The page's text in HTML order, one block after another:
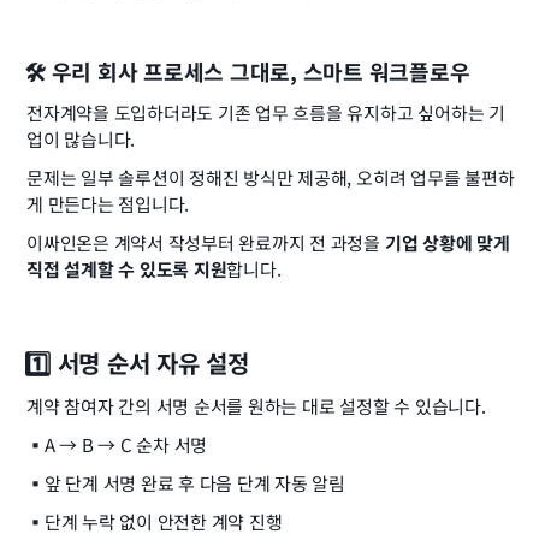
🛠️ 우리 회사 프로세스 그대로, 스마트 워크플로우
전자계약을 도입하더라도 기존 업무 흐름을 유지하고 싶어하는 기
업이 많습니다.
문제는 일부 솔루션이 정해진 방식만 제공해, 오히려 업무를 불편하
게 만든다는 점입니다.
이싸인온은 계약서 작성부터 완료까지 전 과정을 기업 상황에 맞게
직접 설계할 수 있도록 지원합니다.
1️⃣ 서명 순서 자유 설정
계약 참여자 간의 서명 순서를 원하는 대로 설정할 수 있습니다.
▪️ A → B → C 순차 서명
▪️ 앞 단계 서명 완료 후 다음 단계 자동 알림
▪️ 단계 누락 없이 안전한 계약 진행